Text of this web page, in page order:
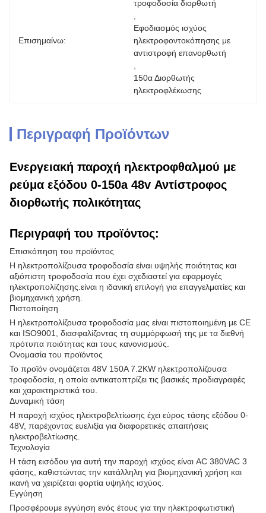
Επισημαίνω:
τροφοδοσία διορθωτή
Εφοδιασμός ισχύος
ηλεκτροφοντοκόπησης με
αντιστροφή επανορθωτή
150α Διορθωτής
ηλεκτροφλέκωσης
Περιγραφή Προϊόντων
Ενεργειακή παροχή ηλεκτροφθαλμού με
ρεύμα εξόδου 0-150a 48v Αντίστροφος
διορθωτής πολικότητας
Περιγραφή του προϊόντος:
Επισκόπηση του προϊόντος
Η ηλεκτροπολίζουσα τροφοδοσία είναι υψηλής ποιότητας και
αξιόπιστη τροφοδοσία που έχει σχεδιαστεί για εφαρμογές
ηλεκτροπολίζησης.είναι η ιδανική επιλογή για επαγγελματίες και
βιομηχανική χρήση.
Πιστοποίηση
Η ηλεκτροπολίζουσα τροφοδοσία μας είναι πιστοποιημένη με CE
και ISO9001, διασφαλίζοντας τη συμμόρφωσή της με τα διεθνή
πρότυπα ποιότητας και τους κανονισμούς.
Ονομασία του προϊόντος
Το προϊόν ονομάζεται 48V 150A 7.2KW ηλεκτροπολίζουσα
τροφοδοσία, η οποία αντικατοπτρίζει τις βασικές προδιαγραφές
και χαρακτηριστικά του.
Δυναμική τάση
Η παροχή ισχύος ηλεκτροβελτίωσης έχει εύρος τάσης εξόδου 0-
48V, παρέχοντας ευελιξία για διαφορετικές απαιτήσεις
ηλεκτροβελτίωσης.
Τεχνολογία
Η τάση εισόδου για αυτή την παροχή ισχύος είναι AC 380VAC 3
φάσης, καθιστώντας την κατάλληλη για βιομηχανική χρήση και
ικανή να χειρίζεται φορτία υψηλής ισχύος.
Εγγύηση
Προσφέρουμε εγγύηση ενός έτους για την ηλεκτροφωτιστική